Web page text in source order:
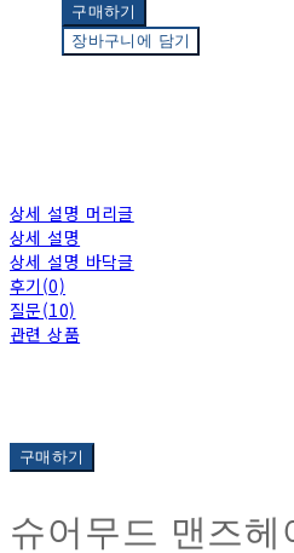
구매하기
장바구니에 담기
상세 설명 머리글
상세 설명
상세 설명 바닥글
후기(0)
질문(10)
관련 상품
구매하기
슈어무드 맨즈